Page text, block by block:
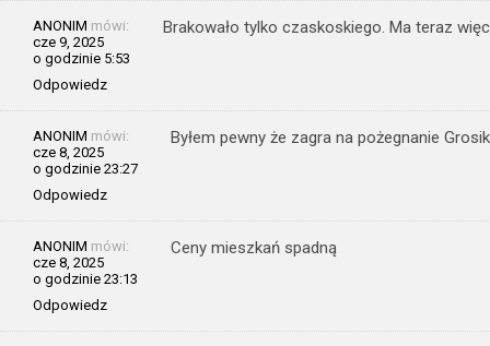
ANONIM mówi:
cze 9, 2025
o godzinie 5:53
Odpowiedz
Brakowało tylko czaskoskiego. Ma teraz
ANONIM mówi:
cze 8, 2025
o godzinie 23:27
Odpowiedz
Byłem pewny że zagra na pożegnanie
ANONIM mówi:
cze 8, 2025
o godzinie 23:13
Odpowiedz
Ceny mieszkań spadną